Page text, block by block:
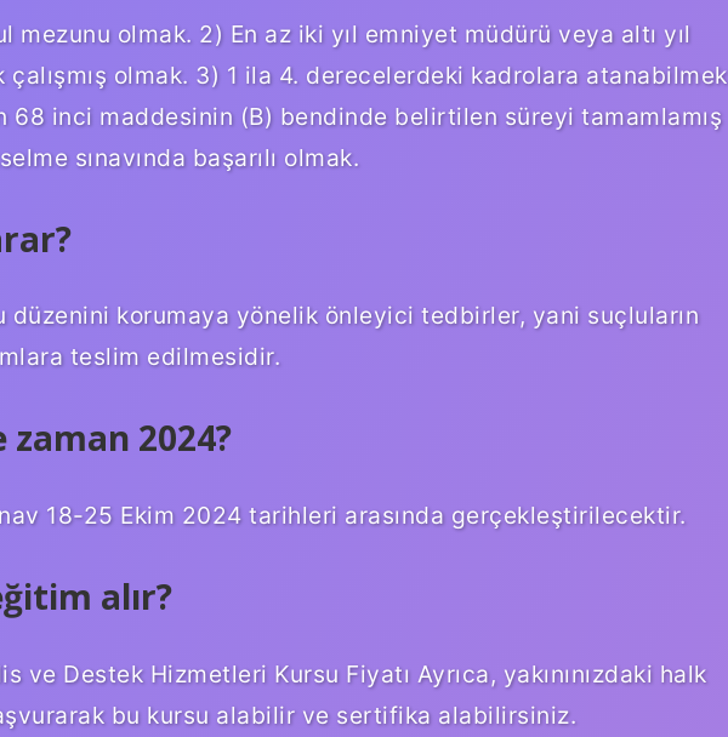
mezunu olmak. 2) En az iki yıl emniyet müdürü veya altı yıl
olmak. 3) 1 ila 4. derecelerdeki kadrolara atanabilmek
68 inci maddesinin (B) bendinde belirtilen süreyi tamamlamış
sınavında başarılı olmak.
düzenini korumaya yönelik önleyici tedbirler, yani suçluların
teslim edilmesidir.
zaman 2024?
18-25 Ekim 2024 tarihleri ​​arasında gerçekleştirilecektir.
alır?
ve Destek Hizmetleri Kursu Fiyatı Ayrıca, yakınınızdaki halk
bu kursu alabilir ve sertifika alabilirsiniz.